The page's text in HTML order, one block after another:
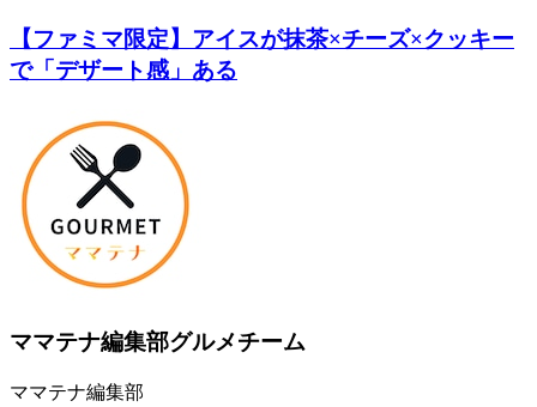
【ファミマ限定】アイスが抹茶×チーズ×クッキー
で「デザート感」ある
ママテナ編集部グルメチーム
ママテナ編集部